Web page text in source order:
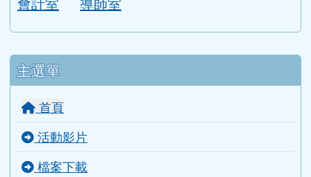
主選單
首頁
活動影片
檔案下載